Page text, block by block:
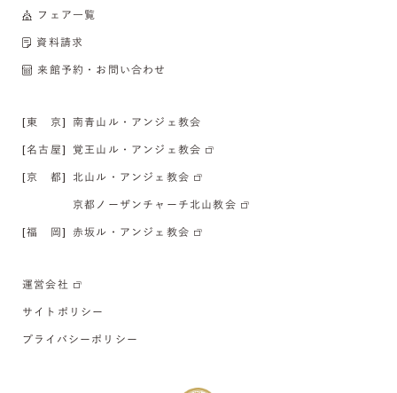
フェア一覧
資料請求
来館予約・お問い合わせ
[東 京] 南青山ル・アンジェ教会
[名古屋] 覚王山ル・アンジェ教会
[京 都] 北山ル・アンジェ教会
京都ノーザンチャーチ北山教会
[福 岡] 赤坂ル・アンジェ教会
運営会社
サイトポリシー
プライバシーポリシー